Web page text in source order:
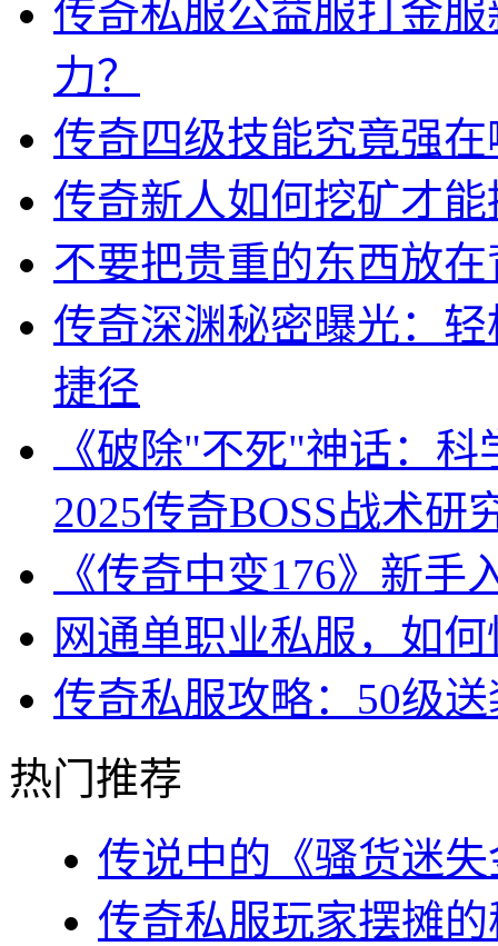
传奇私服公益服打金
力？
传奇四级技能究竟强
传奇新人如何挖矿才
不要把贵重的东西放
传奇深渊秘密曝光：
捷径
《破除"不死"神话：
2025传奇BOSS战术研
《传奇中变176》新
网通单职业私服，如
传奇私服攻略：50级
热门推荐
传说中的《骚货迷
传奇私服玩家摆摊